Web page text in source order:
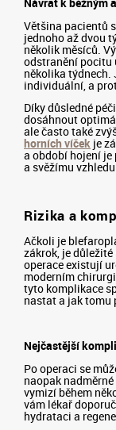
Většina pacientů
jednoho až dvou
několik měsíců.
odstranění pocitu
několika týdnech.
individuální, a
Díky důsledné
dosáhnout
ale často také
horních víček je
a období hojení
a svěžímu
Rizika a
Ačkoli je
zákrok, je
operace existují
moderním
tyto komplikace
nastat a jak tomu
Nejčastější
Po operaci se
naopak
vymizí během
vám lékař
hydrataci a